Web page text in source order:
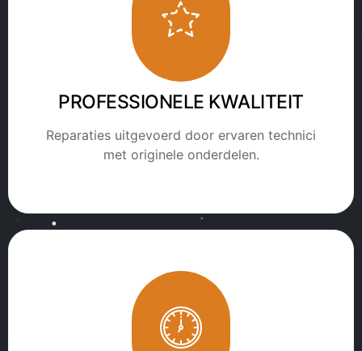
PROFESSIONELE KWALITEIT
Reparaties uitgevoerd door ervaren technici
met originele onderdelen.